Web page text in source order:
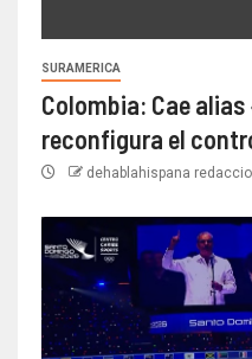
SURAMERICA
Colombia: Cae
reconfigura el
dehablahispana